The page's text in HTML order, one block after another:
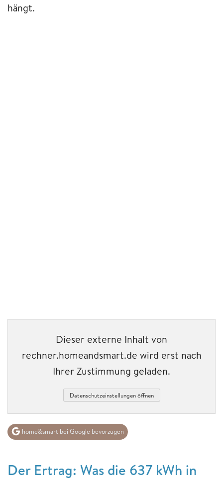
hängt.
Dieser externe Inhalt von
rechner.homeandsmart.de wird erst nach
Ihrer Zustimmung geladen.
Datenschutzeinstellungen öffnen
home&smart bei Google bevorzugen
Der Ertrag: Was die 637 kWh in